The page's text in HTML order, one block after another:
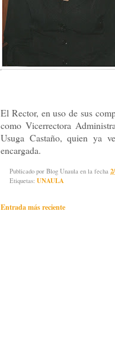
El Rector, en uso de sus
como Vicerrectora
Usuga Castaño, quien ya
encargada.
Publicado por Blog Unaula en la fecha
Etiquetas: UNAULA
Entrada más reciente